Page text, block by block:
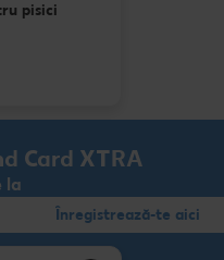
pisici
Card XTRA
la
Înregistrează-te aici